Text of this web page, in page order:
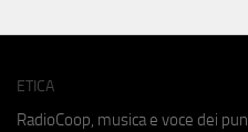
ETICA
RadioCoop, musica e voce dei